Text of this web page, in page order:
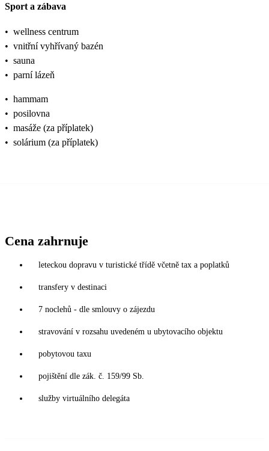
Sport a zábava
• wellness centrum
• vnitřní vyhřívaný bazén
• sauna
• parní lázeň
• hammam
• posilovna
• masáže (za příplatek)
• solárium (za příplatek)
Cena zahrnuje
leteckou dopravu v turistické třídě včetně tax a poplatků
transfery v destinaci
7 noclehů - dle smlouvy o zájezdu
stravování v rozsahu uvedeném u ubytovacího objektu
pobytovou taxu
pojištění dle zák. č. 159/99 Sb.
služby virtuálního delegáta